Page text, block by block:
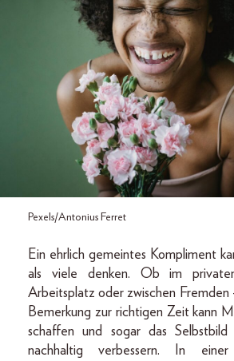
Pexels/Antonius Ferret
Ein ehrlich gemeintes Kompliment
als viele denken. Ob im
Arbeitsplatz oder zwischen Fremden
Bemerkung zur richtigen Zeit kann
schaffen und sogar das Selbstbild
nachhaltig verbessern. In